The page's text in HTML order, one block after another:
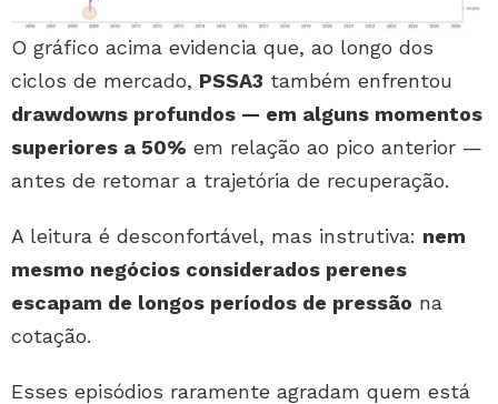
O gráfico acima evidencia que, ao longo dos
ciclos de mercado, PSSA3 também enfrentou
drawdowns profundos — em alguns momentos
superiores a 50% em relação ao pico anterior —
antes de retomar a trajetória de recuperação.
A leitura é desconfortável, mas instrutiva: nem
mesmo negócios considerados perenes
escapam de longos períodos de pressão na
cotação.
Esses episódios raramente agradam quem está